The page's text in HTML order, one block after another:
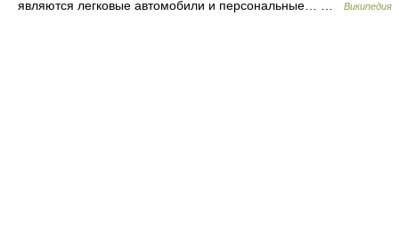
являются легковые автомобили и персональные… …
Википедия